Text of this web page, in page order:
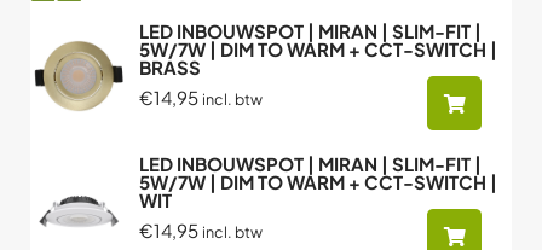
LED INBOUWSPOT | MIRAN | SLIM-FIT |
5W/7W | DIM TO WARM + CCT-SWITCH |
BRASS
€14,95 incl. btw
LED INBOUWSPOT | MIRAN | SLIM-FIT |
5W/7W | DIM TO WARM + CCT-SWITCH |
WIT
€14,95 incl. btw